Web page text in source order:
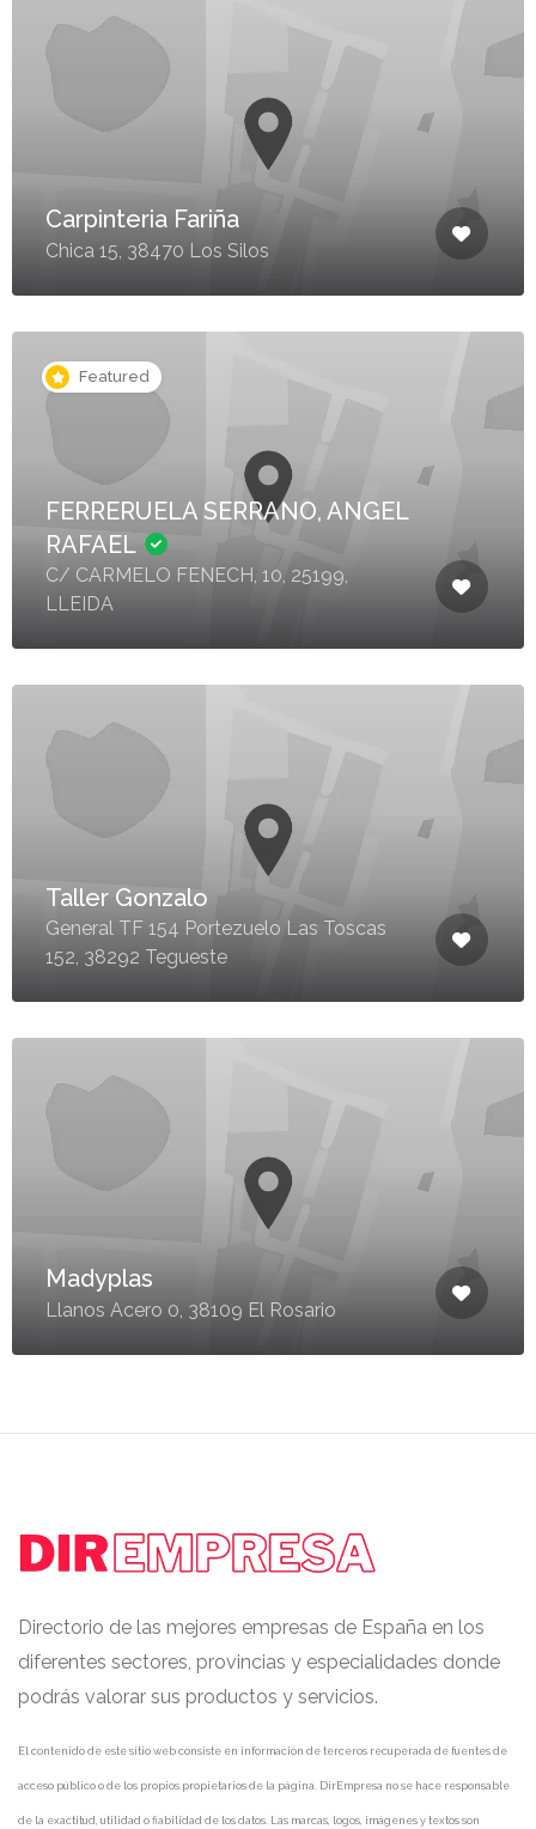
Carpinteria Fariña
Chica 15, 38470 Los Silos
Featured
FERRERUELA SERRANO, ANGEL
RAFAEL
C/ CARMELO FENECH, 10, 25199,
LLEIDA
Taller Gonzalo
General TF 154 Portezuelo Las Toscas
152, 38292 Tegueste
Madyplas
Llanos Acero 0, 38109 El Rosario
Directorio de las mejores empresas de España en los
diferentes sectores, provincias y especialidades donde
podrás valorar sus productos y servicios.
El contenido de este sitio web consiste en información de terceros recuperada de fuentes de
acceso público o de los propios propietarios de la página. DirEmpresa no se hace responsable
de la exactitud, utilidad o fiabilidad de los datos. Las marcas, logos, imágenes y textos son